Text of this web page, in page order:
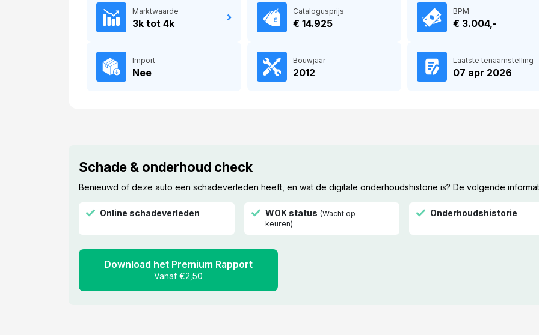
Marktwaarde
3k tot 4k
Catalogusprijs
€ 14.925
BPM
€ 3.004,-
Import
Nee
Bouwjaar
2012
Laatste tenaamstelling
07 apr 2026
Schade & onderhoud check
Benieuwd of deze auto een schadeverleden heeft, en wat de digitale onderhoudshistorie is? De volgende
Online schadeverleden WOK status (Wacht op
keuren)
Onderhoudshistorie
Download het Premium Rapport
Vanaf €2,50